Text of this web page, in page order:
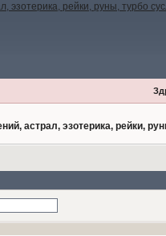
астрал, эзотерика, рейки,